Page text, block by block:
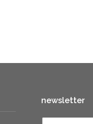
newsletter